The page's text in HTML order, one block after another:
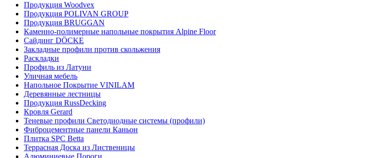
Продукция Woodvex
Продукция POLIVAN GROUP
Продукция BRUGGAN
Каменно-полимерные напольные покрытия Alpine Floor
Сайдинг DÖCKE
Закладные профили против скольжения
Раскладки
Профиль из Латуни
Уличная мебель
Напольное Покрытие VINILAM
Деревянные лестницы
Продукция RussDecking
Кровля Gerard
Теневые профили Светодиодные системы (профили)
Фиброцементные панели Каньон
Плитка SPC Betta
Террасная Доска из Лиственицы
Алюминиевые Пороги